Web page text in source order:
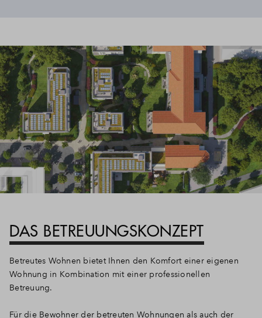
DAS BETREUUNGSKONZEPT
Betreutes Wohnen bietet Ihnen den Komfort einer eigenen
Wohnung in Kombination mit einer professionellen
Betreuung.
Für die Bewohner der betreuten Wohnungen als auch der